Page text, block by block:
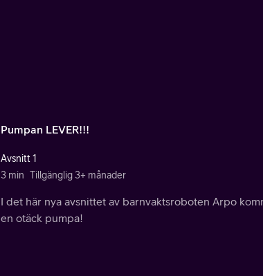
Pumpan LEVER!!!
Avsnitt 1
3 min Tillgänglig 3+ månader
I det här nya avsnittet av barnvaktsroboten Arpo
en otäck pumpa!